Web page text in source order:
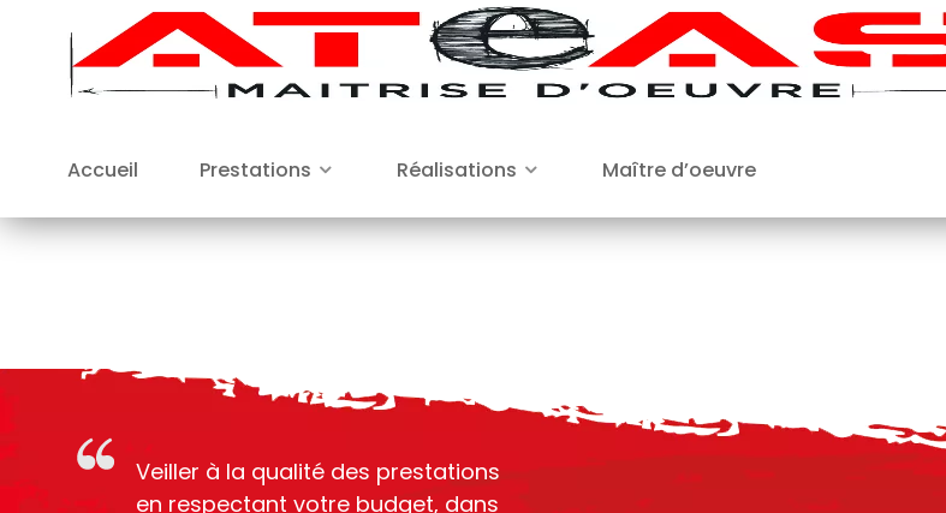
Accueil Prestations Réalisations Maître d’oeuvre
Veiller à la qualité des prestations
en respectant votre budget, dans